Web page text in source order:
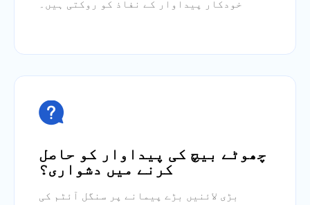
خودکار پیداوار کے نفاذ کو روکتی ہیں۔

چھوٹے بیچ کی پیداوار کو حاصل
کرنے میں دشواری؟
بڑی لائنیں بڑے پیمانے پر سنگل آئٹم کی